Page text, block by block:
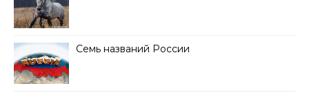
Семь названий России